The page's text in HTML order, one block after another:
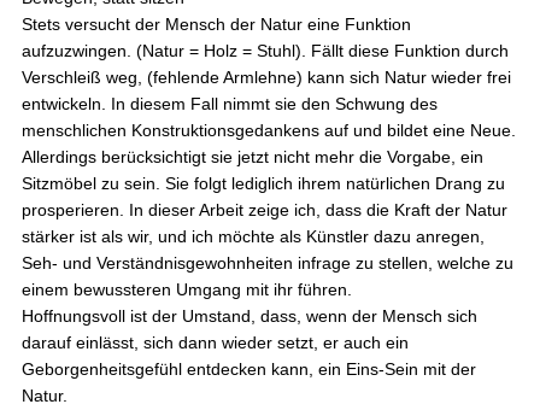
Stets versucht der Mensch der Natur eine Funktion
aufzuzwingen. (Natur = Holz = Stuhl). Fällt diese Funktion durch
Verschleiß weg, (fehlende Armlehne) kann sich Natur wieder frei
entwickeln. In diesem Fall nimmt sie den Schwung des
menschlichen Konstruktionsgedankens auf und bildet eine Neue.
Allerdings berücksichtigt sie jetzt nicht mehr die Vorgabe, ein
Sitzmöbel zu sein. Sie folgt lediglich ihrem natürlichen Drang zu
prosperieren. In dieser Arbeit zeige ich, dass die Kraft der Natur
stärker ist als wir, und ich möchte als Künstler dazu anregen,
Seh- und Verständnisgewohnheiten infrage zu stellen, welche zu
einem bewussteren Umgang mit ihr führen.
Hoffnungsvoll ist der Umstand, dass, wenn der Mensch sich
darauf einlässt, sich dann wieder setzt, er auch ein
Geborgenheitsgefühl entdecken kann, ein Eins-Sein mit der
Natur.